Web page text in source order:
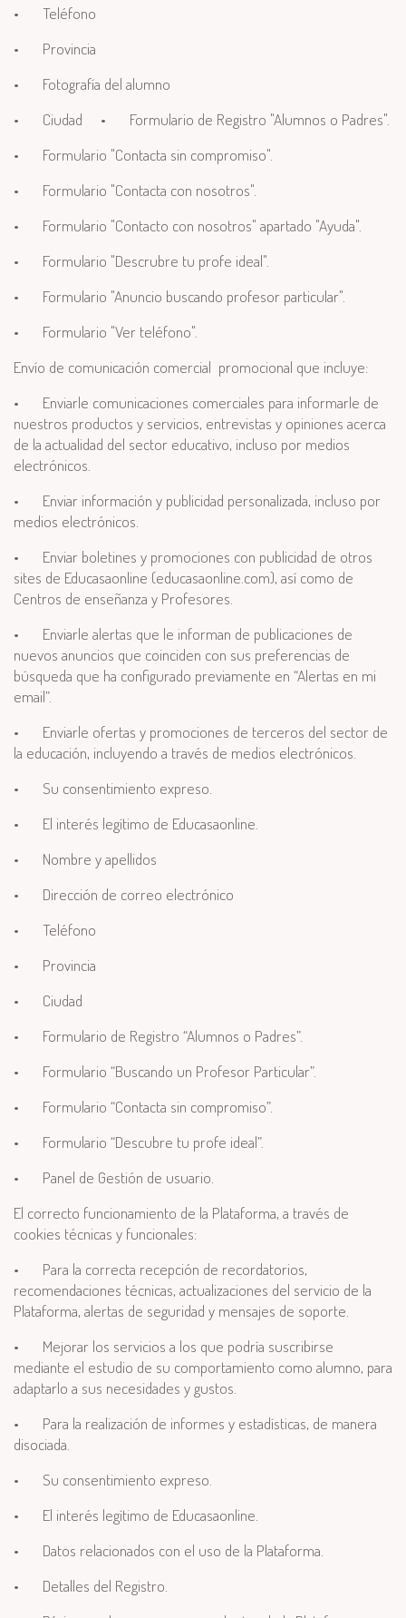
•
Teléfono
•
Provincia
•
Fotografía del alumno
•
Ciudad •
Formulario de Registro "Alumnos o Padres".
•
Formulario "Contacta sin compromiso".
•
Formulario "Contacta con nosotros".
•
Formulario "Contacto con nosotros" apartado "Ayuda".
•
Formulario "Descrubre tu profe ideal".
•
Formulario "Anuncio buscando profesor particular".
•
Formulario "Ver teléfono".
Envío de comunicación comercial promocional que incluye:
•
Enviarle comunicaciones comerciales para informarle de
nuestros productos y servicios, entrevistas y opiniones acerca
de la actualidad del sector educativo, incluso por medios
electrónicos.
•
Enviar información y publicidad personalizada, incluso por
medios electrónicos.
•
Enviar boletines y promociones con publicidad de otros
sites de Educasaonline (educasaonline.com), así como de
Centros de enseñanza y Profesores.
•
Enviarle alertas que le informan de publicaciones de
nuevos anuncios que coinciden con sus preferencias de
búsqueda que ha configurado previamente en “Alertas en mi
email”.
•
Enviarle ofertas y promociones de terceros del sector de
la educación, incluyendo a través de medios electrónicos.
•
Su consentimiento expreso.
•
El interés legítimo de Educasaonline.
•
Nombre y apellidos
•
Dirección de correo electrónico
•
Teléfono
•
Provincia
•
Ciudad
•
Formulario de Registro “Alumnos o Padres”.
•
Formulario “Buscando un Profesor Particular”.
•
Formulario “Contacta sin compromiso”.
•
Formulario “Descubre tu profe ideal”.
•
Panel de Gestión de usuario.
El correcto funcionamiento de la Plataforma, a través de
cookies técnicas y funcionales:
•
Para la correcta recepción de recordatorios,
recomendaciones técnicas, actualizaciones del servicio de la
Plataforma, alertas de seguridad y mensajes de soporte.
•
Mejorar los servicios a los que podría suscribirse
mediante el estudio de su comportamiento como alumno, para
adaptarlo a sus necesidades y gustos.
•
Para la realización de informes y estadísticas, de manera
disociada.
•
Su consentimiento expreso.
•
El interés legítimo de Educasaonline.
•
Datos relacionados con el uso de la Plataforma.
•
Detalles del Registro.